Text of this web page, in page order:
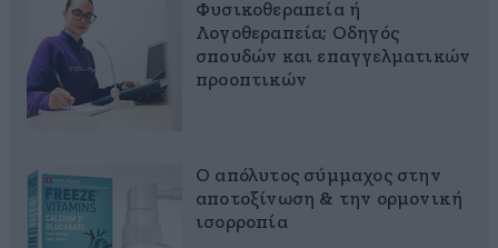
Φυσικοθεραπεία ή
Λογοθεραπεία; Οδηγός
σπουδών και επαγγελματικών
προοπτικών
Ο απόλυτος σύμμαχος στην
αποτοξίνωση & την ορμονική
ισορροπία